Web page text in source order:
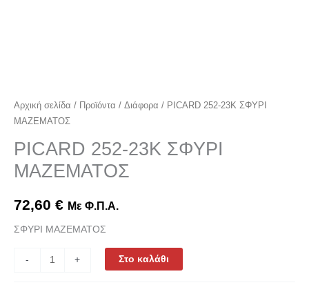
Αρχική σελίδα / Προϊόντα / Διάφορα / PICARD 252-23K ΣΦΥΡΙ
ΜΑΖΕΜΑΤΟΣ
PICARD 252-23K ΣΦΥΡΙ
ΜΑΖΕΜΑΤΟΣ
72,60 € Με Φ.Π.Α.
ΣΦΥΡΙ ΜΑΖΕΜΑΤΟΣ
- + Στο καλάθι